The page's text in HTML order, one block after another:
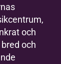
och
och